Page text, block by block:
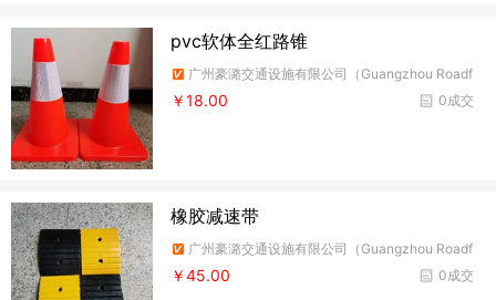
pvc软体全红路锥
广州豪潞交通设施有限公司（Guangzhou Roadf
ire Traffic Facilities Co.,Ltd）
0成交
￥18.00
橡胶减速带
广州豪潞交通设施有限公司（Guangzhou Roadf
ire Traffic Facilities Co.,Ltd）
0成交
￥45.00